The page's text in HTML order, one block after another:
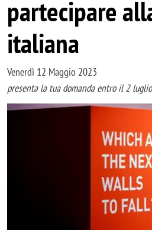
partecipare
italiana
Venerdì 12 Maggio 2023
presenta la tua domanda entro il 2
Immagine